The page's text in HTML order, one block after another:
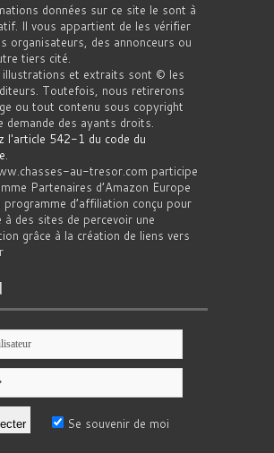
données sur ce site le sont à
Il vous appartient de les vérifier
organisateurs, des annonceurs ou
tiers cité.
illustrations et extraits sont © les
Toutefois, nous retirerons
ou tout contenu sous copyright
demande des ayants droits.
l'article 542-1 du code du
au-tresor.com participe
Partenaires d’Amazon Europe
programme d’affiliation conçu pour
à des sites de percevoir une
grâce à la création de liens vers
Se souvenir de moi